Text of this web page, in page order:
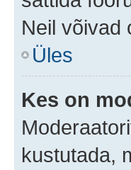
Neil võivad
Üles
Kes on
kustutada,